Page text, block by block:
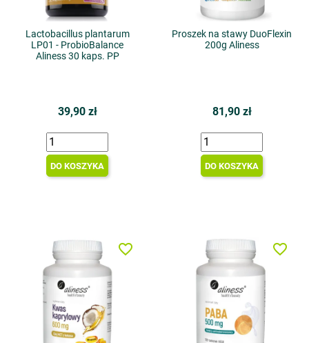
Lactobacillus plantarum
LP01 - ProbioBalance
Aliness 30 kaps. PP
39,90 zł
DO KOSZYKA
Proszek na stawy DuoFlexin
200g Aliness
81,90 zł
DO KOSZYKA
favorite_border favorite_border